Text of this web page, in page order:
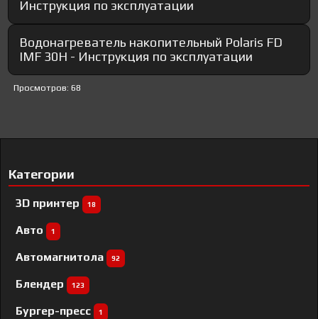
Инструкция по эксплуатации
Водонагреватель накопительный Polaris FD
IMF 30H - Инструкция по эксплуатации
Просмотров: 68
Категории
3D принтер 18
Авто 1
Автомагнитола 92
Блендер 123
Бургер-пресс 1